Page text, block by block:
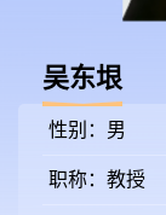
吴东垠
性别：男
职称：教授